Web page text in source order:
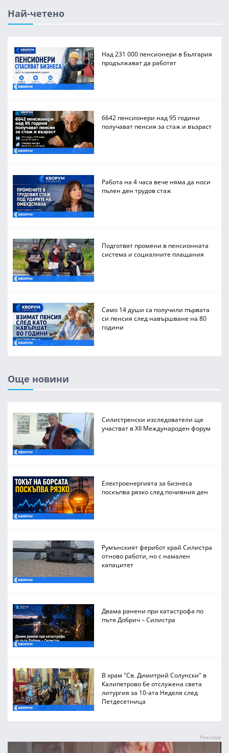
Най-четено
Над 231 000 пенсионери в България
продължават да работят
6642 пенсионери над 95 години
получават пенсия за стаж и възраст
Работа на 4 часа вече няма да носи
пълен ден трудов стаж
Подготвят промени в пенсионната
система и социалните плащания
Само 14 души са получили първата
си пенсия след навършване на 80
години
Още новини
Силистренски изследователи ще
участват в XII Международен форум
Електроенергията за бизнеса
поскъпва рязко след почивния ден
Румънският ферибот край Силистра
отново работи, но с намален
капацитет
Двама ранени при катастрофа по
пътя Добрич – Силистра
В храм "Св. Димитрий Солунски" в
Калипетрово бе отслужена света
литургия за 10-ата Неделя след
Петдесетница